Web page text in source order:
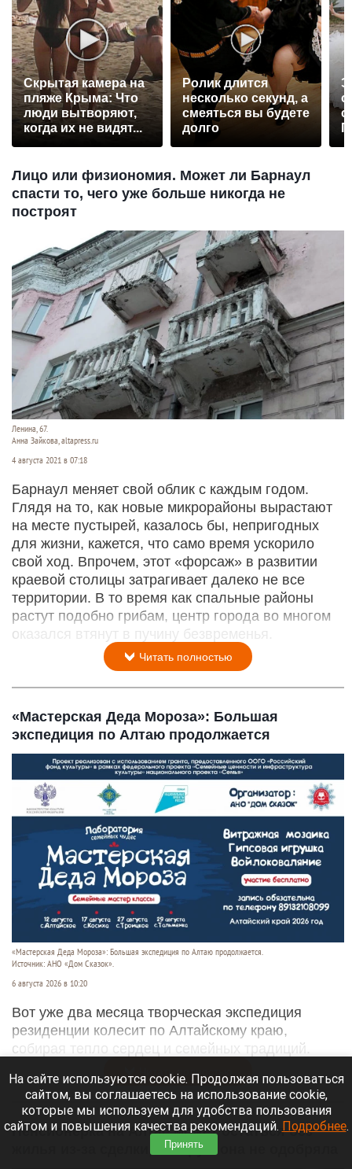
Скрытая камера на
пляже Крыма: Что
люди вытворяют,
когда их не видят...
Ролик длится
несколько секунд, а
смеяться вы будете
долго
Лицо или физиономия. Может ли Барнаул
спасти то, чего уже больше никогда не
построят
Ленина, 67.
Анна Зайкова, altapress.ru
4 августа 2021 в 07:18
Барнаул меняет свой облик с каждым годом.
Глядя на то, как новые микрорайоны вырастают
на месте пустырей, казалось бы, непригодных
для жизни, кажется, что само время ускорило
свой ход. Впрочем, этот «форсаж» в развитии
краевой столицы затрагивает далеко не все
территории. В то время как спальные районы
растут подобно грибам, центр города во многом
оказался втянут в пучину безвременья.
Читать полностью
«Мастерская Деда Мороза»: Большая
экспедиция по Алтаю продолжается
«Мастерская Деда Мороза»: Большая экспедиция по Алтаю продолжается.
Источник: АНО «Дом Сказок».
6 августа 2026 в 10:20
Вот уже два месяца творческая экспедиция
резиденции колесит по Алтайскому краю,
собирая тепло сердец и семейных традиций.
Читать полностью
Пенсионерка на Алтае может остаться без
жилья из-за сделки, которую она не одобряла
На сайте используются cookie. Продолжая пользоваться
сайтом, вы соглашаетесь на использование cookie,
которые мы используем для удобства пользования
сайтом и повышения качества рекомендаций. Подробнее.
Принять